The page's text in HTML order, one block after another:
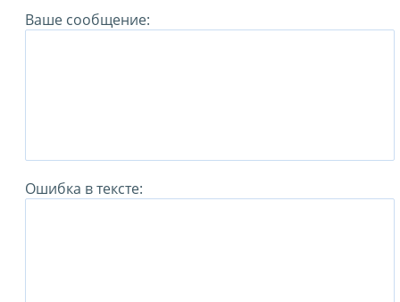
Ваше сообщение:
Ошибка в тексте: